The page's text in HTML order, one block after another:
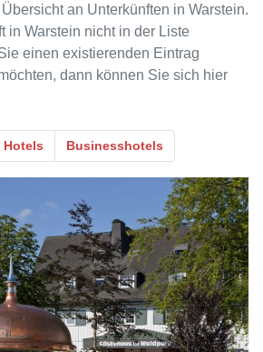
an Unterkünften in Warstein.
in Warstein nicht in der Liste
einen existierenden Eintrag
dann können Sie sich hier
Hotels Businesshotels